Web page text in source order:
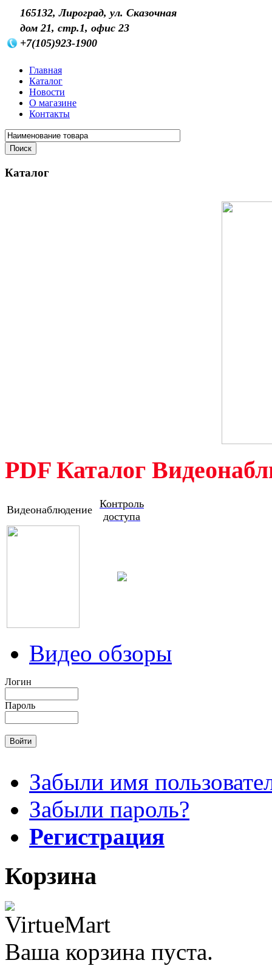
165132, Лироград, ул. Сказочная
дом 21, стр.1, офис 23
+7(105)923-1900
Главная
Каталог
Новости
О магазине
Контакты
Каталог
PDF Каталог
Видеонаблюдение Контроль
доступа
Видео обзоры
Логин
Пароль
Забыли имя
Забыли пароль?
Регистрация
Корзина
Ваша корзина пуста.